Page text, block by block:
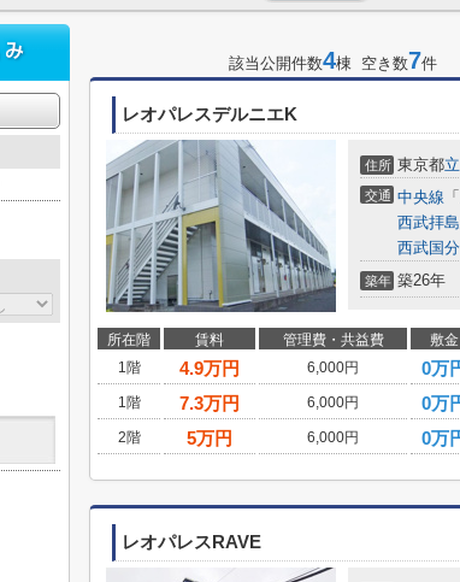
該当公開件数4棟 空き数7件
レオパレスデルニエK
住所 東京都
交通 中央線 「
西武拝
西武国
築年 築26年
所在階 賃料 管理費・共益費 敷金
1階
4.9万円 6,000円 0万
1階
7.3万円 6,000円 0万
2階
5万円 6,000円 0万
レオパレスRAVE